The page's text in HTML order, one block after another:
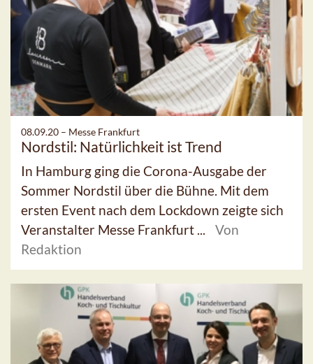
08.09.20 – Messe Frankfurt
Nordstil: Natürlichkeit ist Trend
In Hamburg ging die Corona-Ausgabe der
Sommer Nordstil über die Bühne. Mit dem
ersten Event nach dem Lockdown zeigte sich
Veranstalter Messe Frankfurt ...
Von
Redaktion